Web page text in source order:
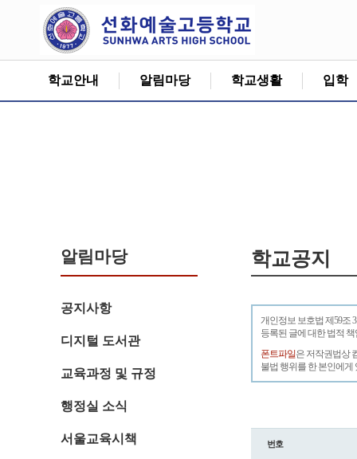
학교안내 알림마당 학교생활 입학
알림마당
공지사항
디지털 도서관
교육과정 및 규정
행정실 소식
서울교육시책
학교공지
개인정보 보호법 제59조
등록된 글에 대한 법적
폰트파일은 저작권법상
불법 행위를 한 본인에게
번호